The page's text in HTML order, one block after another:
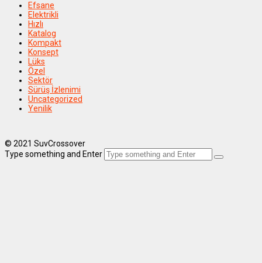
Efsane
Elektrikli
Hızlı
Katalog
Kompakt
Konsept
Lüks
Özel
Sektör
Sürüş İzlenimi
Uncategorized
Yenilik
© 2021 SuvCrossover
Type something and Enter